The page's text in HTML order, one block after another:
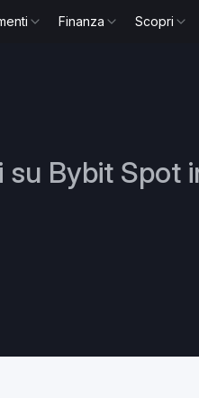
Finanza Scopri
Bybit Spot